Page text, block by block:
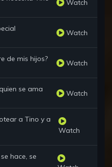
Watch
Watch
de mis hijos? Watch
se ama Watch
a Tino y a
Watch
hace, se